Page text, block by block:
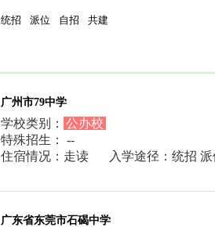
统招 派位 自招 共建
广州市79中学
学校类别： 公办校
特殊招生： --
住宿情况：走读
入学途径：统招
广东省东莞市石碣中学